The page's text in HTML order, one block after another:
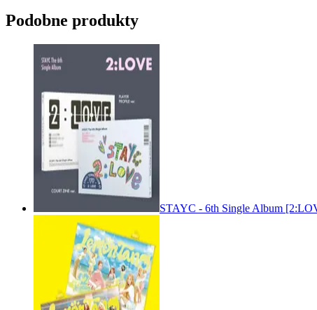
Podobne produkty
STAYC - 6th Single Album